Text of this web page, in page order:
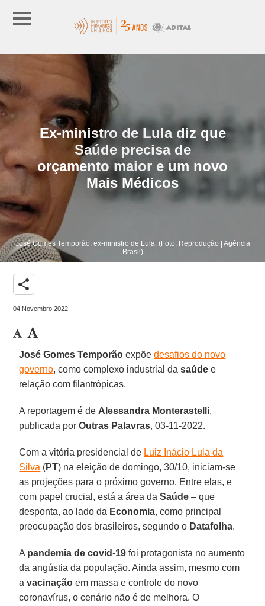
Ex-ministro de Lula diz que
Saúde precisa de
orçamento maior e um novo
Mais Médicos
José Gomes Temporão, ex-ministro de Lula. (Foto: Reprodução | Agência
Brasil)
share
04 Novembro 2022
José Gomes Temporão expõedesafios do novo
governo, como complexo industrial dasaúde e
relação com filantrópicas.
A reportagem é de Alessandra Monterastelli,
publicada por Outras Palavras, 03-11-2022.
Com a vitória presidencial de Luiz Inácio Lula da
Silva (PT) na eleição de domingo, 30/10, iniciam-se
as projeções para o próximo governo. Entre elas, e
com papel crucial, está a área daSaúde – que
desponta, ao lado da Economia, como principal
preocupação dos brasileiros, segundo o Datafolha.
A pandemia de covid-19 foi protagonista no aumento
da angústia da população. Ainda assim, mesmo com
avacinação em massa e controle do novo
coronavírus, o cenário não é de melhora. O